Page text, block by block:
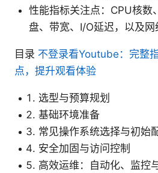
性能指标关注点：CPU核数
盘、带宽、I/O延迟，以及网
目录 不登录看Youtube：完整
点，提升观看体验
选型与预算规划
基础环境准备
常见操作系统选择与初始
安全加固与访问控制
高效运维：自动化、监控